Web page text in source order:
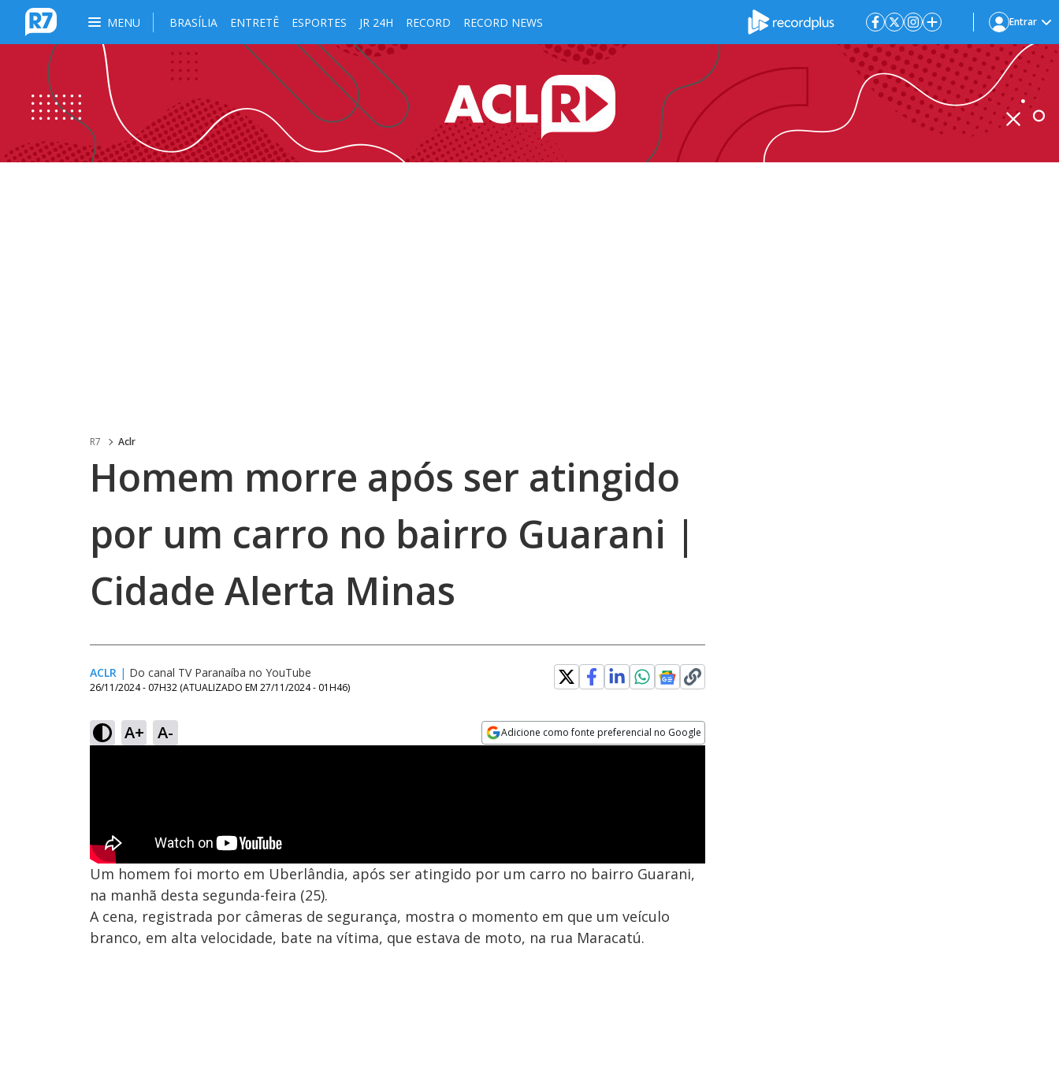
MENU BRASÍLIA ENTRETÊ ESPORTES JR 24H RECORD RECORD NEWS Entrar
R7 Aclr
Homem morre após ser atingido
por um carro no bairro Guarani |
Cidade Alerta Minas
ACLR | Do canal TV Paranaíba no YouTube
26/11/2024 - 07H32 (ATUALIZADO EM 27/11/2024 - 01H46)
A+ A- Adicione como fonte preferencial no Google
Um homem foi morto em Uberlândia, após ser atingido por um carro no bairro Guarani,
na manhã desta segunda-feira (25).
A cena, registrada por câmeras de segurança, mostra o momento em que um veículo
branco, em alta velocidade, bate na vítima, que estava de moto, na rua Maracatú.